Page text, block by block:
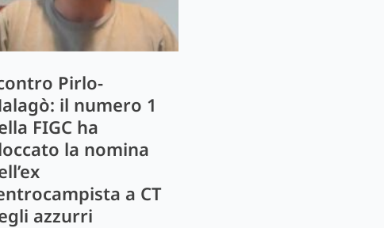
Pirlo-
il numero 1
FIGC ha
la nomina
a CT
azzurri